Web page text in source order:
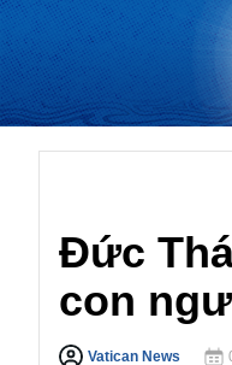
Đức
con
Vatican News